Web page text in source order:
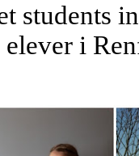
students
i